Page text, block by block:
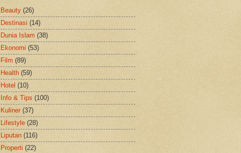
Beauty (26)
Destinasi (14)
Dunia Islam (38)
Ekonomi (53)
Film (89)
Health (59)
Hotel (10)
Info & Tips (100)
Kuliner (37)
Lifestyle (28)
Liputan (116)
Properti (22)